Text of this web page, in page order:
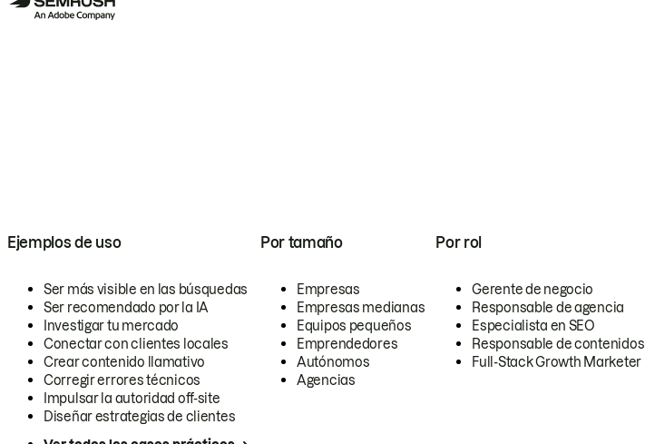
Ejemplos de uso
Ser más visible en las búsquedas
Ser recomendado por la IA
Investigar tu mercado
Conectar con clientes locales
Crear contenido llamativo
Corregir errores técnicos
Impulsar la autoridad off-site
Diseñar estrategias de clientes
Por tamaño
Empresas
Empresas medianas
Equipos pequeños
Emprendedores
Autónomos
Agencias
Por rol
Gerente de negocio
Responsable de agencia
Especialista en SEO
Responsable de contenidos
Full-Stack Growth Marketer